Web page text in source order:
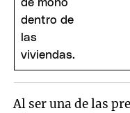
Al ser una de las